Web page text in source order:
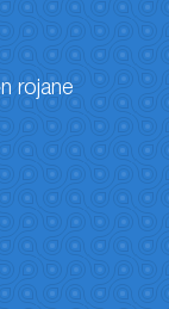
rojane